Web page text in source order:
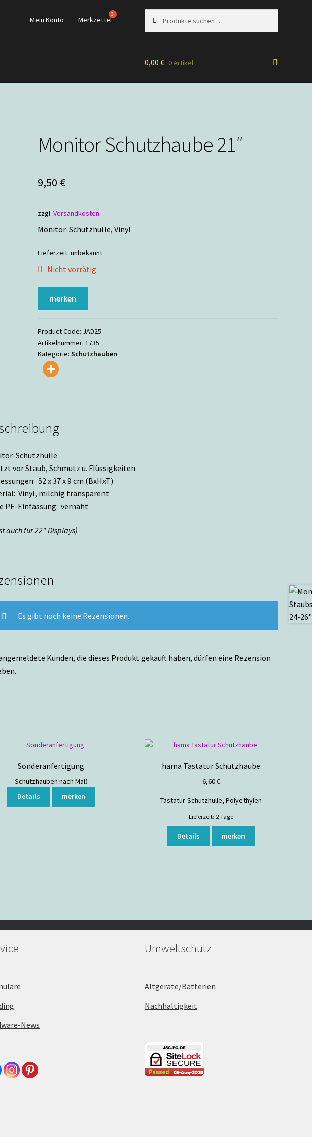
Mein Konto Merkzettel
nach:
0,00 € 0 Artikel
Monitor Schutzhaube 21″
9,50 €
zzgl.Versandkosten
Monitor-Schutzhülle, Vinyl
Lieferzeit:unbekannt
Nicht vorrätig
merken
Product Code: JAD25
Artikelnummer:1735
Kategorie:Schutzhauben
Schutzhülle
vor Staub, Schmutz u. Flüssigkeiten
52 x 37 x 9 cm (BxHxT)
Vinyl, milchig transparent
PE-Einfassung: vernäht
auch für 22″ Displays)
Es gibt noch keine Rezensionen.
Kunden, die dieses Produkt gekauft haben, dürfen eine Rezension
Sonderanfertigung
Schutzhauben nach Maß
Details
merken
hama Tastatur Schutzhaube
6,60€
Tastatur-Schutzhülle, Polyethylen
Lieferzeit: 2 Tage
Details merken
News
Umweltschutz
Altgeräte/Batterien
Nachhaltigkeit